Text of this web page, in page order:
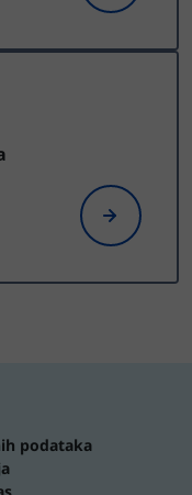
podataka